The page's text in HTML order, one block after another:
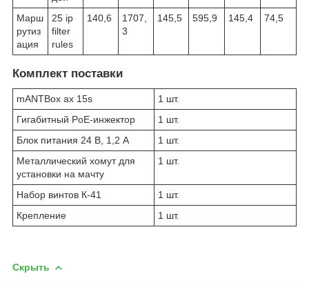
Марш
рутиз
ация
25 ip
filter
rules
140,6
1707,
3
145,5 595,9 145,4 74,5
Комплект поставки
mANTBox ax 15s
1 шт.
Гигабитный PoE-инжектор
1 шт.
Блок питания 24 В, 1,2 А
1 шт.
Металлический хомут для
установки на мачту
1 шт.
Набор винтов К-41
1 шт.
Крепление
1 шт.
Скрыть